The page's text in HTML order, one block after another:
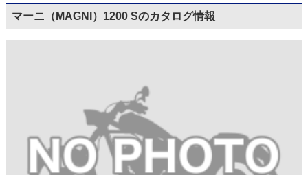
マーニ（MAGNI）1200 Sのカタログ情報